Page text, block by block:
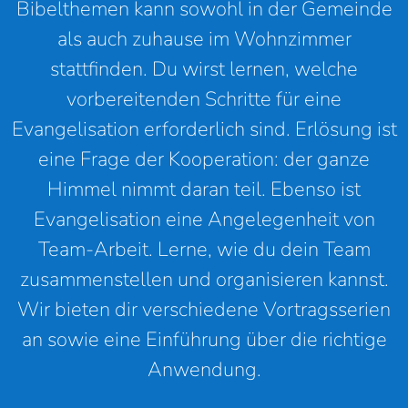
Bibelthemen kann sowohl in der Gemeinde
als auch zuhause im Wohnzimmer
stattfinden. Du wirst lernen, welche
vorbereitenden Schritte für eine
Evangelisation erforderlich sind. Erlösung ist
eine Frage der Kooperation: der ganze
Himmel nimmt daran teil. Ebenso ist
Evangelisation eine Angelegenheit von
Team-Arbeit. Lerne, wie du dein Team
zusammenstellen und organisieren kannst.
Wir bieten dir verschiedene Vortragsserien
an sowie eine Einführung über die richtige
Anwendung.